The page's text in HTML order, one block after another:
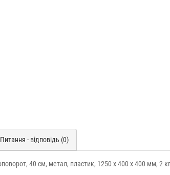
Питання - відповідь (0)
40 см, метал, пластик, 1250 х 400 х 400 мм, 2